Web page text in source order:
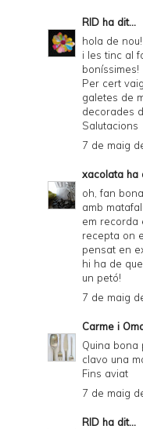
RID ha dit...
hola de
i les tinc al
boníssimes!
Per cert
galetes de
decorades
Salutacions
7 de maig
xacolata ha
oh, fan
amb
em recorda
recepta on
pensat en
hi ha de
un petó!
7 de maig
Carme i
Quina bona
clavo una
Fins aviat
7 de maig
RID ha dit...